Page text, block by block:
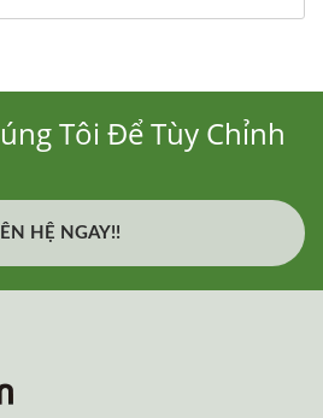
Tôi Để Tùy Chỉnh
HỆ NGAY!!